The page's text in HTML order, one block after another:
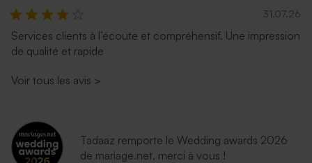
31.07.26
Services clients à l’écoute et compréhensif. Une impression
de qualité et rapide
Voir tous les avis >
Tadaaz remporte le Wedding awards 2026
de mariage.net, merci à vous !